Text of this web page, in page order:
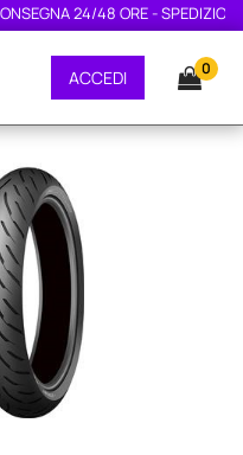
24/48 ORE -
ACCEDI 0